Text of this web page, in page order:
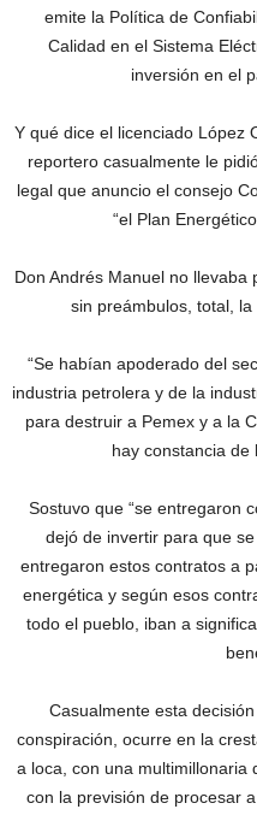
emite la Política de
Calidad en el Sistema
inversión en el
Y qué dice el licenciado López
reportero casualmente le
legal que anuncio el consejo
“el Plan
Don Andrés Manuel no llevaba
sin preámbulos, total,
“Se habían apoderado del
industria petrolera y de la
para destruir a Pemex y a la
hay constancia de
Sostuvo que “se entregaron
dejó de invertir para que
entregaron estos contratos a
energética y según esos
todo el pueblo, iban a
Casualmente esta
conspiración, ocurre en la
a loca, con una multimillonaria
con la previsión de procesar